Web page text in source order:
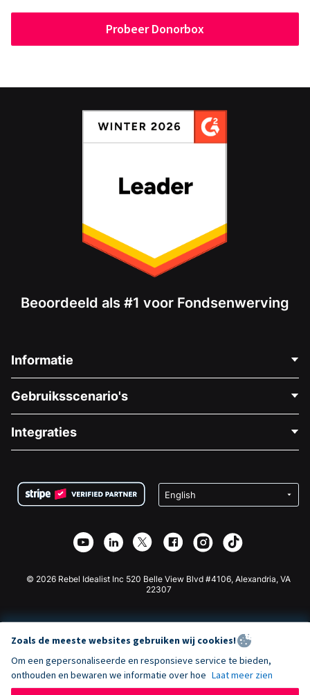
Probeer Donorbox
Beoordeeld als #1 voor Fondsenwerving
Informatie
Over Ons
Vacatures
Privacy
Affiliate Partnerschap
Gebruiksscenario's
Medische Fondsenwerving
Goede Doelen Fondsenwerving
Integraties
Wix Donatie Plugin
Webflow Donatie App
Joomla Donatie
© 2026 Rebel Idealist Inc 520 Belle View Blvd #4106, Alexandria, VA
22307
Zoals de meeste websites gebruiken wij cookies!
Om een gepersonaliseerde en responsieve service te bieden,
onthouden en bewaren we informatie over hoe Laat meer zien